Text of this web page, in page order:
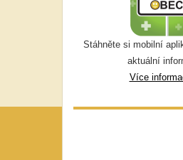
Stáhněte si mobilní
aktuální
Více